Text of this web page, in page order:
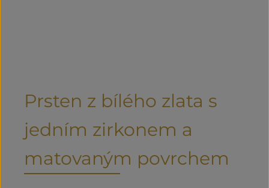
Prsten z bílého zlata s
jedním zirkonem a
matovaným povrchem